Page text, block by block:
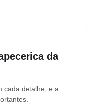
da
cada detalhe, e a